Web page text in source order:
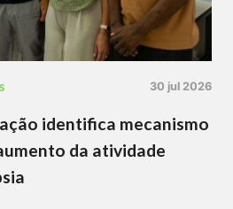
30 jul 2026
identifica mecanismo
da atividade